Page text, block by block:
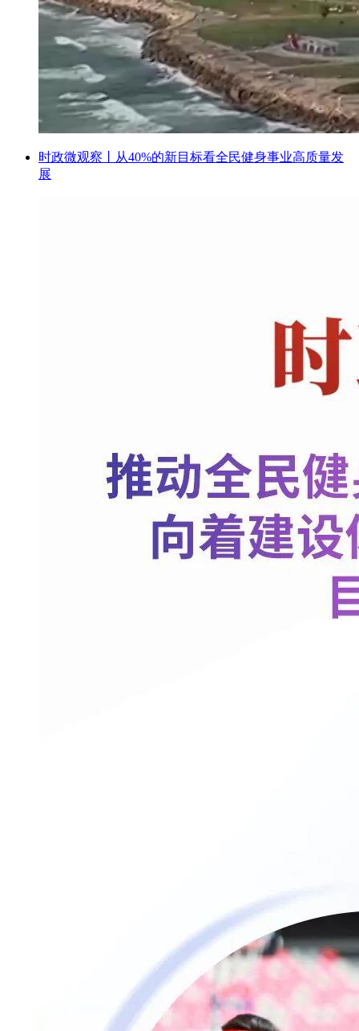
时政微观察丨从40%的新目标看全民健身事业高质量发
展